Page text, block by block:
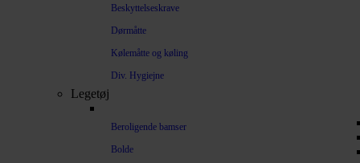
Beskyttelseskrave
Dørmåtte
Kølemåtte og køling
Div. Hygiejne
Legetøj
Beroligende bamser
Bolde